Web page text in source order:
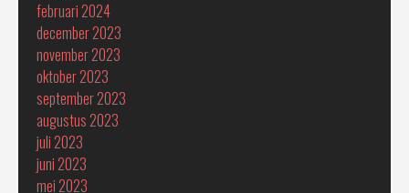
februari 2024
december 2023
november 2023
oktober 2023
september 2023
augustus 2023
juli 2023
juni 2023
mei 2023